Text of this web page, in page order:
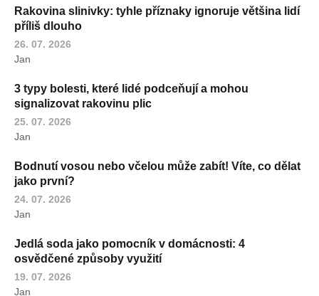
Rakovina slinivky: tyhle příznaky ignoruje většina lidí
příliš dlouho
26. 07. 2026
Jan
3 typy bolesti, které lidé podceňují a mohou
signalizovat rakovinu plic
25. 07. 2026
Jan
Bodnutí vosou nebo včelou může zabít! Víte, co dělat
jako první?
24. 07. 2026
Jan
Jedlá soda jako pomocník v domácnosti: 4
osvědčené způsoby využití
19. 07. 2026
Jan